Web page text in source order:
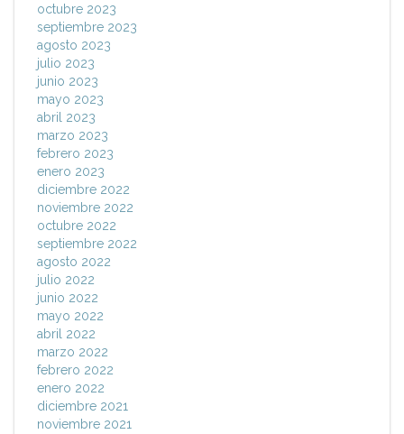
octubre 2023
septiembre 2023
agosto 2023
julio 2023
junio 2023
mayo 2023
abril 2023
marzo 2023
febrero 2023
enero 2023
diciembre 2022
noviembre 2022
octubre 2022
septiembre 2022
agosto 2022
julio 2022
junio 2022
mayo 2022
abril 2022
marzo 2022
febrero 2022
enero 2022
diciembre 2021
noviembre 2021